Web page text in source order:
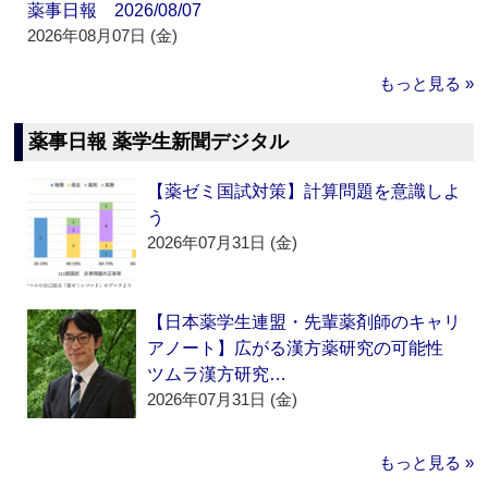
薬事日報 2026/08/07
2026年08月07日 (金)
もっと見る »
薬事日報 薬学生新聞デジタル
【薬ゼミ国試対策】計算問題を意識しよ
う
2026年07月31日 (金)
【日本薬学生連盟・先輩薬剤師のキャリ
アノート】広がる漢方薬研究の可能性
ツムラ漢方研究…
2026年07月31日 (金)
もっと見る »